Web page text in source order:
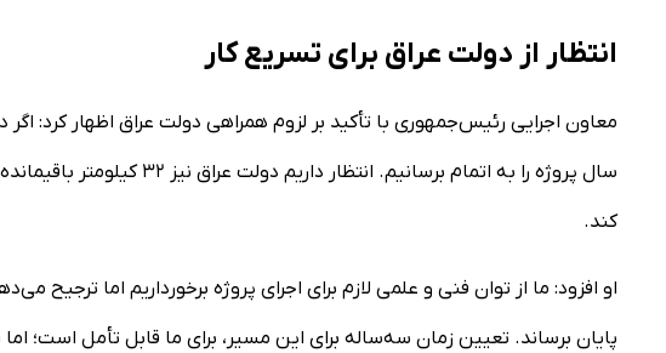
انتظار از دولت عراق برای تسریع کار
معاون اجرایی رئیس‌جمهوری با تأکید بر لزوم همراهی دولت عراق اظهار کرد: اگر
سال پروژه را به اتمام
کند.
او افزود: ما از توان فنی و علمی لازم برای اجرای پروژه برخورداریم اما ترجیح
پایان برساند. تعیین زمان سه‌ساله برای این مسیر، برای ما قابل تأمل است؛ اما